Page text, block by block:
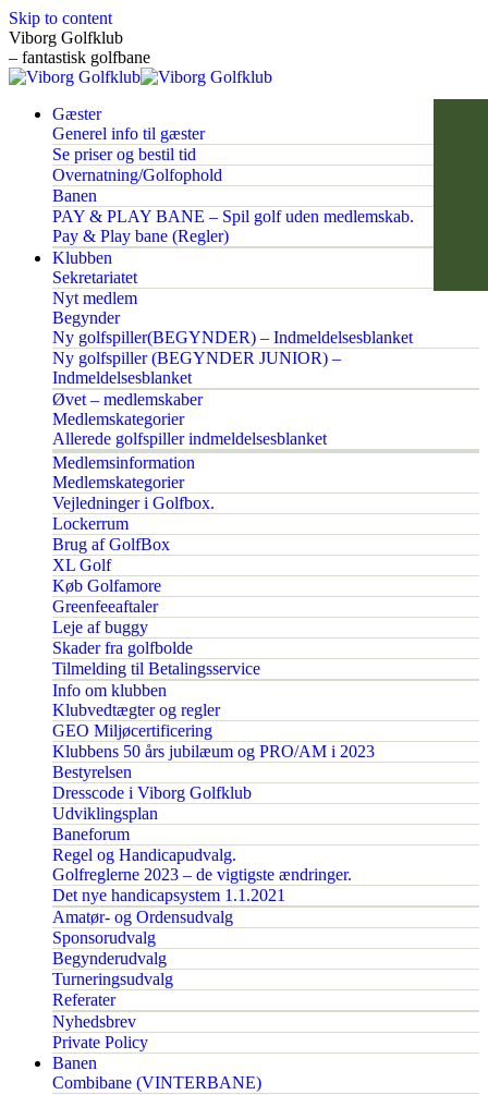
Skip to content
Viborg Golfklub
– fantastisk golfbane
Gæster
Generel info til gæster
Se priser og bestil tid
Overnatning/Golfophold
Banen
PAY & PLAY BANE – Spil golf uden medlemskab.
Pay & Play bane (Regler)
Klubben
Sekretariatet
Nyt medlem
Begynder
Ny golfspiller(BEGYNDER) – Indmeldelsesblanket
Ny golfspiller (BEGYNDER JUNIOR) –
Indmeldelsesblanket
Øvet – medlemskaber
Medlemskategorier
Allerede golfspiller indmeldelsesblanket
Medlemsinformation
Medlemskategorier
Vejledninger i Golfbox.
Lockerrum
Brug af GolfBox
XL Golf
Køb Golfamore
Greenfeeaftaler
Leje af buggy
Skader fra golfbolde
Tilmelding til Betalingsservice
Info om klubben
Klubvedtægter og regler
GEO Miljøcertificering
Klubbens 50 års jubilæum og PRO/AM i 2023
Bestyrelsen
Dresscode i Viborg Golfklub
Udviklingsplan
Baneforum
Regel og Handicapudvalg.
Golfreglerne 2023 – de vigtigste ændringer.
Det nye handicapsystem 1.1.2021
Amatør- og Ordensudvalg
Sponsorudvalg
Begynderudvalg
Turneringsudvalg
Referater
Nyhedsbrev
Private Policy
Banen
Combibane (VINTERBANE)